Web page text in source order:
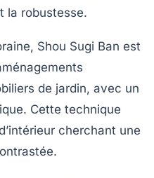
la robustesse.
Shou Sugi Ban est
de jardin, avec un
Cette technique
cherchant une